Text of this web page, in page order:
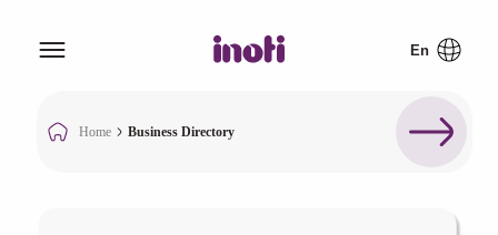
Home Business Directory